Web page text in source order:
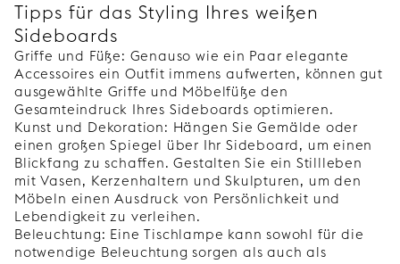
Tipps für das Styling Ihres weißen
Sideboards
Griffe und Füße: Genauso wie ein Paar elegante
Accessoires ein Outfit immens aufwerten, können gut
ausgewählte Griffe und Möbelfüße den
Gesamteindruck Ihres Sideboards optimieren.
Kunst und Dekoration: Hängen Sie Gemälde oder
einen großen Spiegel über Ihr Sideboard, um einen
Blickfang zu schaffen. Gestalten Sie ein Stillleben
mit Vasen, Kerzenhaltern und Skulpturen, um den
Möbeln einen Ausdruck von Persönlichkeit und
Lebendigkeit zu verleihen.
Beleuchtung: Eine Tischlampe kann sowohl für die
notwendige Beleuchtung sorgen als auch als